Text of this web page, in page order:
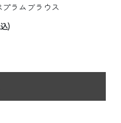
ラムブラウス
)